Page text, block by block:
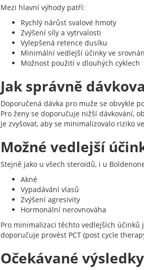
Mezi hlavní výhody patří:
Rychlý nárůst svalové hmoty
Zvýšení síly a vytrvalosti
Vylepšená retence dusíku
Minimální vedlejší účinky ve
Možnost použití v dlouhých cyklech
Jak správně
Doporučená dávka pro muže se obvykle
Pro ženy se doporučuje nižší dávkování,
je zvyšovat, aby se minimalizovalo riziko
Možné vedlejší
Stejně jako u všech steroidů, i u
Akné
Vypadávání vlasů
Zvýšení agresivity
Hormonální nerovnováha
Pro minimalizaci těchto vedlejších účinků
doporučuje provést PCT (post cycle
Očekávané